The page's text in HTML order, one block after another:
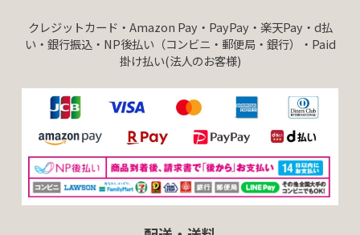
クレジットカード・Amazon Pay・PayPay・楽天Pay・d払
い・銀行振込・NP後払い（コンビニ・郵便局・銀行）・Paid
掛け払い(法人のお客様)